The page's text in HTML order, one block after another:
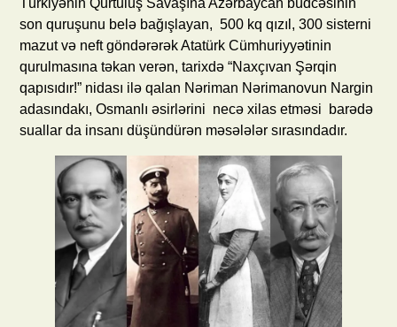
son quruşunu belə bağışlayan, 500 kq qızıl, 300 sisterni
mazut və neft göndərərək Atatürk Cümhuriyyətinin
qurulmasına təkan verən, tarixdə “Naxçıvan Şərqin
qapısıdır!” nidası ilə qalan Nəriman Nərimanovun Nargin
adasındakı, Osmanlı əsirlərini necə xilas etməsi barədə
suallar da insanı düşündürən məsələlər sırasındadır.